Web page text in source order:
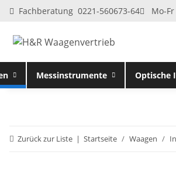
Fachberatung 0221-560673-64 Mo-
Messinstrumente Optische
Zurück zur Liste Startseite Waagen